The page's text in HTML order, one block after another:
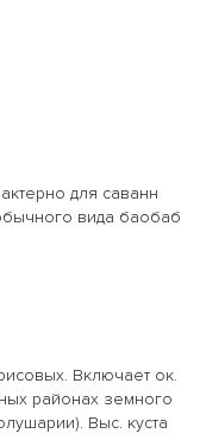
для саванн
вида баобаб
Включает ок.
районах земного
Выс. куста